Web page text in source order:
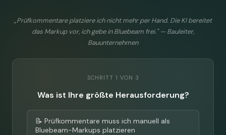
„Prüfkommentare platziere ich nicht mehr per Hand. Die KI bereitet
das Markup vor, ich gebe in Bluebeam frei." — Bauleiter,
Bauunternehmen
SCHRITT 1 VON 3
Was ist Ihre größte Herausforderung?
📝 Prüfkommentare muss ich manuell als
Bluebeam-Markups platzieren